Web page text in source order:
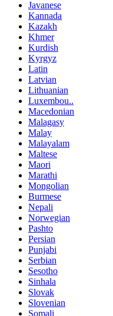
Javanese
Kannada
Kazakh
Khmer
Kurdish
Kyrgyz
Latin
Latvian
Lithuanian
Luxembou..
Macedonian
Malagasy
Malay
Malayalam
Maltese
Maori
Marathi
Mongolian
Burmese
Nepali
Norwegian
Pashto
Persian
Punjabi
Serbian
Sesotho
Sinhala
Slovak
Slovenian
Somali